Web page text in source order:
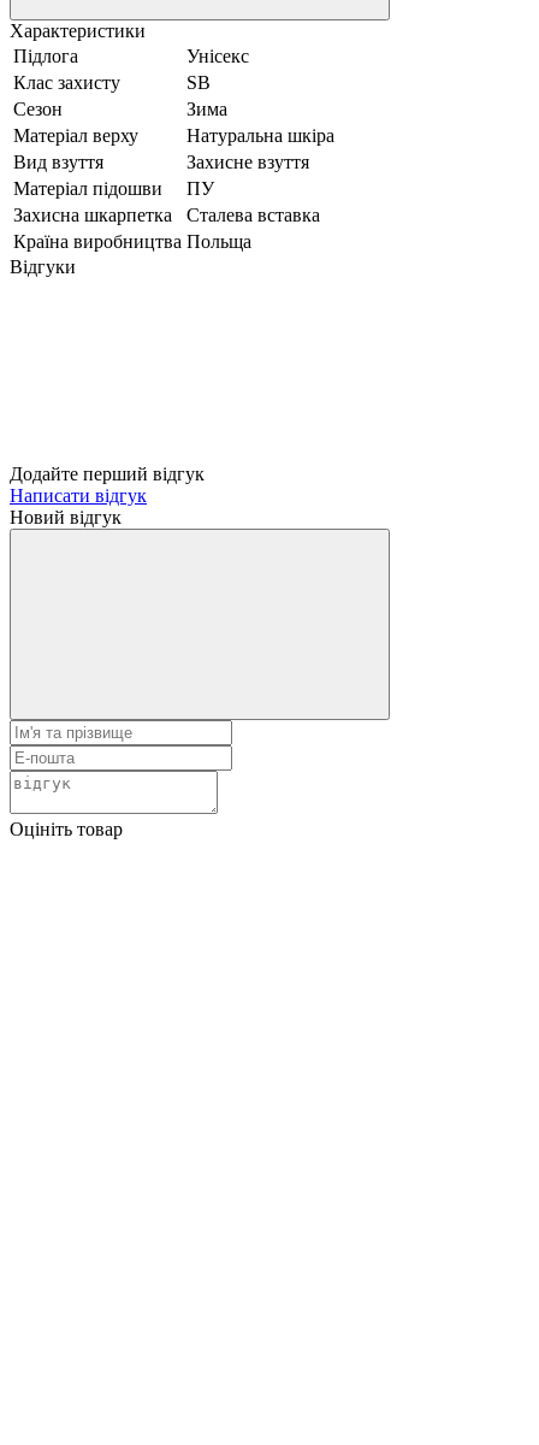
Характеристики
Підлога
Унісекс
Клас захисту
SB
Сезон
Зима
Матеріал верху
Натуральна шкіра
Вид взуття
Захисне взуття
Матеріал підошви
ПУ
Захисна шкарпетка
Сталева вставка
Країна виробництва Польща
Відгуки
Додайте перший відгук
Написати відгук
Новий відгук
Оцініть товар